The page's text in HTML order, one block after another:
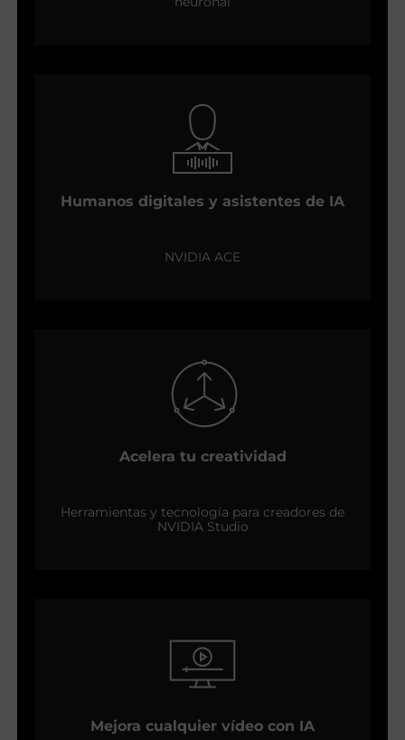
Humanos digitales y asistentes de IA
NVIDIA ACE
Acelera tu creatividad
Herramientas y tecnología para creadores de
NVIDIA Studio
Mejora cualquier vídeo con IA